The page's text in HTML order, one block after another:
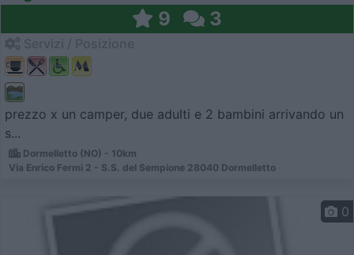
9 3
prezzo x un camper, due adulti e 2 bambini arrivando un
s...
Dormelletto (NO) - 10km
Via Enrico Fermi 2 - S.S. del Sempione 28040 Dormelletto
0